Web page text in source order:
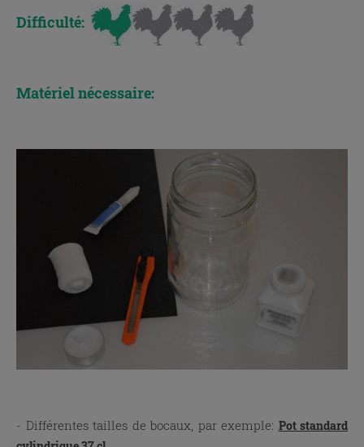
Difficulté:
Matériel nécessaire:
- Différentes tailles de bocaux, par exemple: Pot standard